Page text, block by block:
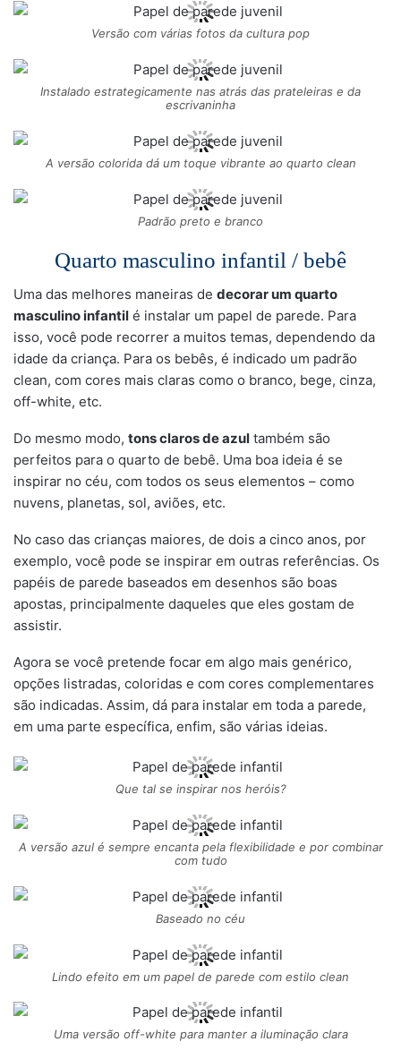
Versão com várias fotos da cultura pop
Instalado estrategicamente nas atrás das prateleiras e da
escrivaninha
A versão colorida dá um toque vibrante ao quarto clean
Padrão preto e branco
Quarto masculino infantil / bebê
Uma das melhores maneiras de decorar um quarto
masculino infantil é instalar um papel de parede. Para
isso, você pode recorrer a muitos temas, dependendo da
idade da criança. Para os bebês, é indicado um padrão
clean, com cores mais claras como o branco, bege, cinza,
off-white, etc.
Do mesmo modo, tons claros de azul também são
perfeitos para o quarto de bebê. Uma boa ideia é se
inspirar no céu, com todos os seus elementos – como
nuvens, planetas, sol, aviões, etc.
No caso das crianças maiores, de dois a cinco anos, por
exemplo, você pode se inspirar em outras referências. Os
papéis de parede baseados em desenhos são boas
apostas, principalmente daqueles que eles gostam de
assistir.
Agora se você pretende focar em algo mais genérico,
opções listradas, coloridas e com cores complementares
são indicadas. Assim, dá para instalar em toda a parede,
em uma parte específica, enfim, são várias ideias.
Que tal se inspirar nos heróis?
A versão azul é sempre encanta pela flexibilidade e por combinar
com tudo
Baseado no céu
Lindo efeito em um papel de parede com estilo clean
Uma versão off-white para manter a iluminação clara